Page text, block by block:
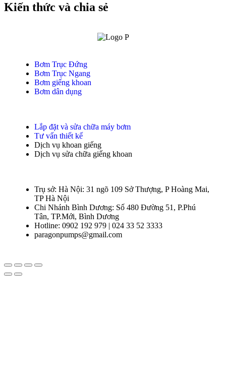
Kiến thức và chia sẻ
Bơm Trục Đứng
Bơm Trục Ngang
Bơm giếng khoan
Bơm dân dụng
Lắp đặt và sửa chữa máy bơm
Tư vấn thiết kế
Dịch vụ khoan giếng
Dịch vụ sửa chữa giếng khoan
Trụ sở: Hà Nội: 31 ngõ 109 Sở Thượng, P Hoàng Mai,
TP Hà Nội
Chi Nhánh Bình Dương: Số 480 Đường 51, P.Phú
Tân, TP.Mới, Bình Dương
Hotline: 0902 192 979 | 024 33 52 3333
paragonpumps@gmail.com